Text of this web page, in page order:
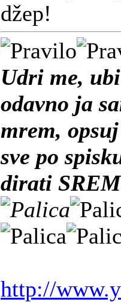
džep!
Udri me,
odavno ja
mrem,
sve po
dirati
http://